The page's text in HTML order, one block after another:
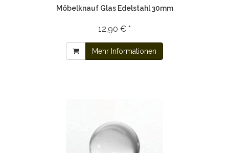
Möbelknauf Glas Edelstahl 30mm
12,90 € *
Mehr Informationen